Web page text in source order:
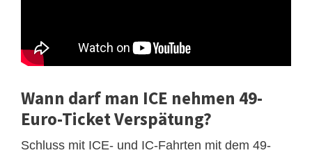
Wann darf man ICE nehmen 49-
Euro-Ticket Verspätung?
Schluss mit ICE- und IC-Fahrten mit dem 49-